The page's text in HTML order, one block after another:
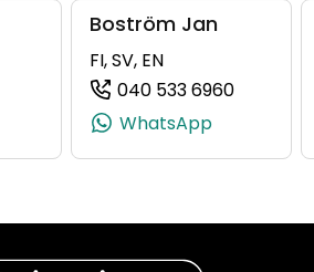
(+358503260315, 0503260315, +358
Boström Jan
FI, SV, EN
040 533 6960
WhatsApp